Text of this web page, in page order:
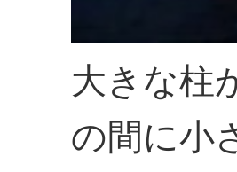
大きな柱
の間に小